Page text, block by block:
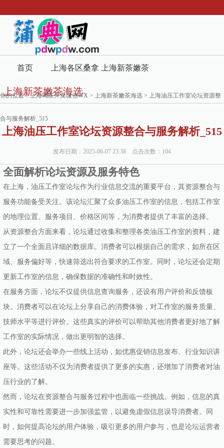
首页 上海各区桑拿
419论坛
上海新茶嫩茶
海选
上海新茶嫩茶海选
你的位置：上海喝茶外卖微信WX > 上海新茶嫩茶海选 > 上海油压工作室论坛资源整
合与服务解析_515
上海油压工作室论坛资源整合与服务解析_515
发布日期：2025-06-07 23:38 点击次数：104
全面解析论坛资源及服务特色
在上海，油压工作室论坛作为行业信息交流的重要平台，其资源整合与
服务功能备受关注。该论坛汇聚了众多油压工作室的信息，包括工作室
的地理位置、服务项目、价格区间等，为消费者提供了丰富的选择。
从资源整合方面来看，论坛通过收集和整理各类油压工作室的资料，建
立了一个全面且详细的数据库。消费者可以根据自己的需求，如所在区
域、服务偏好等，快速筛选出符合要求的工作室。同时，论坛还会定期
更新工作室的信息，确保数据的准确性和时效性。
在服务方面，论坛不仅提供信息查询服务，还设有用户评价和反馈板
块。消费者可以在论坛上分享自己的消费体验，对工作室的服务质量、
技师水平等进行评价。这些真实的评价可以帮助其他消费者更好地了解
工作室的实际情况，做出更明智的选择。
此外，论坛还会举办一些线上活动，如优惠促销信息发布、行业知识讲
座等。这些活动不仅为消费者提供了更多的实惠，还增加了消费者对油
压行业的了解。
然而，论坛在资源整合与服务过程中也面临一些挑战。例如，信息的真
实性和可靠性需要进一步加强监管，以避免虚假信息误导消费者。同
时，如何提高论坛的用户体验，吸引更多的用户参与，也是论坛运营者
需要思考的问题。